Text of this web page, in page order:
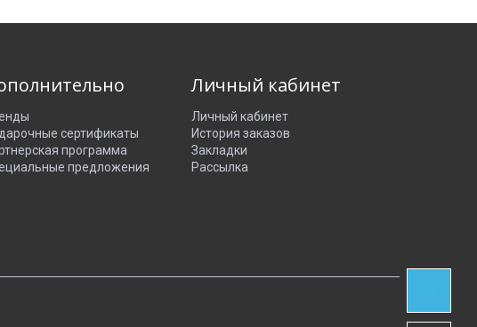
сертификаты
программа
предложения
Личный кабинет
Личный кабинет
История заказов
Закладки
Рассылка